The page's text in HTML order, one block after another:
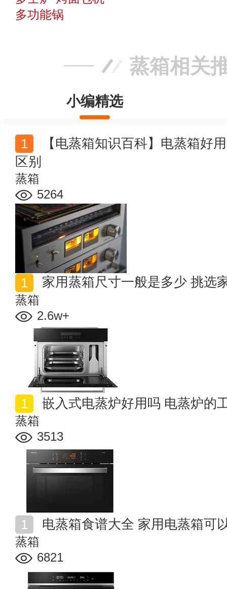
多功能锅
蒸箱相关
小编精选
区别
蒸箱
5264
家用蒸箱尺寸一般是多少 挑选
蒸箱
2.6w+
嵌入式电蒸炉好用吗 电蒸炉的
蒸箱
3513
电蒸箱食谱大全 家用电蒸箱可
蒸箱
6821